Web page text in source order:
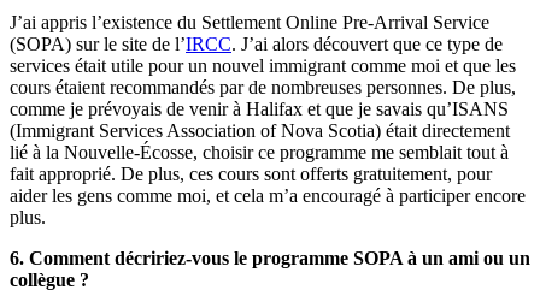
J’ai appris l’existence du Settlement Online Pre-Arrival Service
(SOPA) sur le site de l’IRCC. J’ai alors découvert que ce type de
services était utile pour un nouvel immigrant comme moi et que les
cours étaient recommandés par de nombreuses personnes. De plus,
comme je prévoyais de venir à Halifax et que je savais qu’ISANS
(Immigrant Services Association of Nova Scotia) était directement
lié à la Nouvelle-Écosse, choisir ce programme me semblait tout à
fait approprié. De plus, ces cours sont offerts gratuitement, pour
aider les gens comme moi, et cela m’a encouragé à participer encore
plus.
6. Comment décririez-vous le programme SOPA à un ami ou un
collègue ?